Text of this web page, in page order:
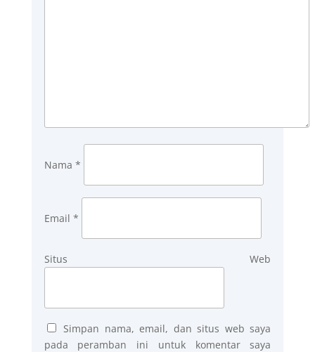
Nama *
Email *
Situs Web
Simpan nama, email, dan situs web saya
pada peramban ini untuk komentar saya